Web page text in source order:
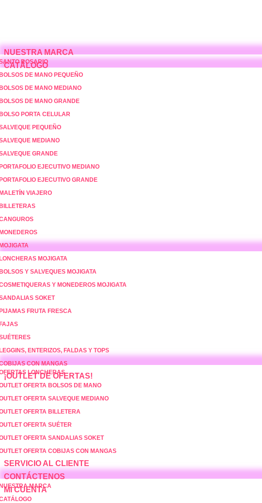
contenido
NUESTRA MARCA
CATÁLOGO
ROSARIO
DE MANO PEQUEÑO
DE MANO MEDIANO
DE MANO GRANDE
PORTA CELULAR
PEQUEÑO
MEDIANO
GRANDE
EJECUTIVO MEDIANO
EJECUTIVO GRANDE
VIAJERO
MOJIGATA
Y SALVEQUES MOJIGATA
Y MONEDEROS MOJIGATA
SOKET
FRUTA FRESCA
ENTERIZOS, FALDAS Y TOPS
CON MANGAS
¡OUTLET DE OFERTAS!
LONCHERAS
OFERTA BOLSOS DE MANO
OFERTA SALVEQUE MEDIANO
OFERTA BILLETERA
OFERTA SUÉTER
OFERTA SANDALIAS SOKET
OFERTA COBIJAS CON MANGAS
SERVICIO AL CLIENTE
CONTÁCTENOS
MI CUENTA
MARCA